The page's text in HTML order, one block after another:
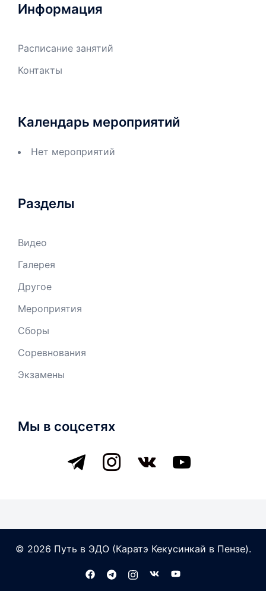
Информация
Расписание занятий
Контакты
Календарь мероприятий
Нет мероприятий
Разделы
Видео
Галерея
Другое
Мероприятия
Сборы
Соревнования
Экзамены
Мы в соцсетях
telegram instagramvkontakteyoutube
© 2026 Путь в ЭДО (Каратэ Кекусинкай в Пензе).